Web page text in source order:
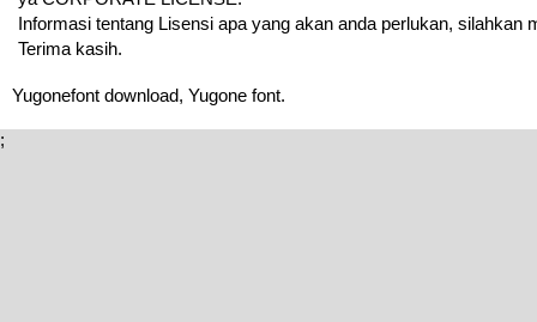
Informasi tentang Lisensi apa yang akan anda perlukan,
Terima kasih.
Yugonefont download, Yugone font.
;